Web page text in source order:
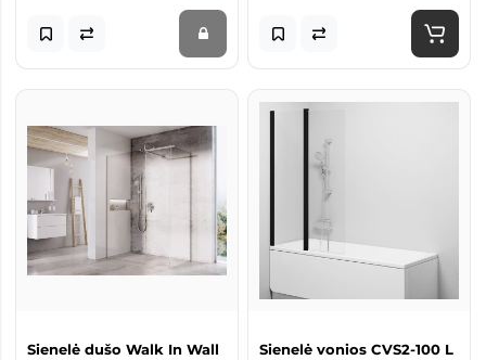
Sienelė dušo Walk In Wall
Sienelė vonios CVS2-100 L